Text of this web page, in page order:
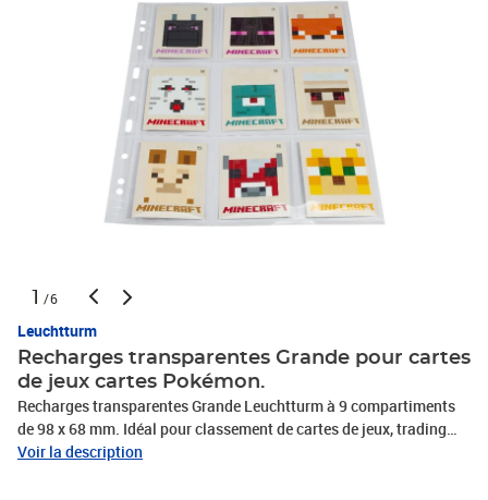
1 /6
Leuchtturm
Recharges transparentes Grande pour cartes
de jeux cartes Pokémon.
Recharges transparentes Grande Leuchtturm à 9 compartiments
de 98 x 68 mm. Idéal pour classement de cartes de jeux, trading
cards, cartes Pokémon. Qualité musée : 100% sans plastifiant
Voir la description